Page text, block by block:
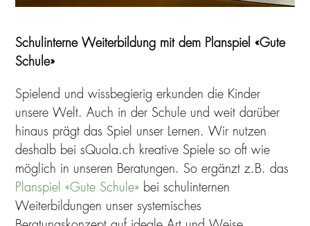
Schulinterne Weiterbildung mit dem Planspiel «Gute
Schule»
Spielend und wissbegierig erkunden die Kinder
unsere Welt. Auch in der Schule und weit darüber
hinaus prägt das Spiel unser Lernen. Wir nutzen
deshalb bei sQuola.ch kreative Spiele so oft wie
möglich in unseren Beratungen. So ergänzt z.B. das
Planspiel «Gute Schule» bei schulinternen
Weiterbildungen unser systemisches